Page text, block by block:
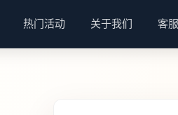
热门活动 关于我们 客